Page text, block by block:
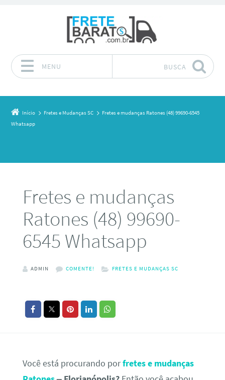
MENU BUSCA
Início Fretes e Mudanças SC
Fretes e mudanças Ratones (48) 99690-6545
Whatsapp
Fretes e mudanças
Ratones (48) 99690-
6545 Whatsapp
ADMIN COMENTE! FRETES E MUDANÇAS SC
Você está procurando porfretes e mudanças